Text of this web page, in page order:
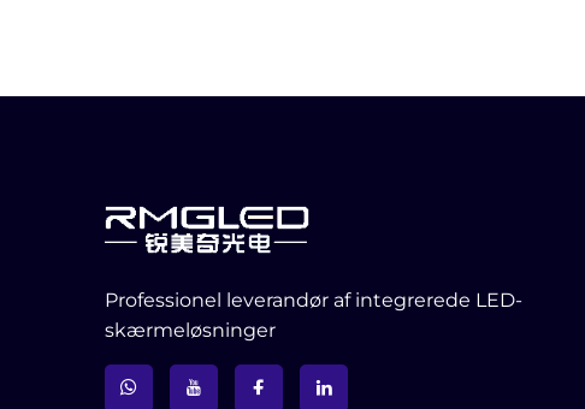
Professionel leverandør af integrerede LED-
skærmeløsninger